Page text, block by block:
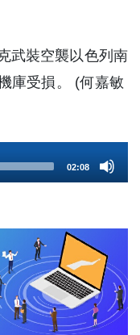
武裝空襲以色列南
庫受損。 (何嘉敏
02:08